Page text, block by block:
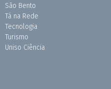
São Bento
Tá na Rede
Tecnologia
Turismo
Uniso Ciência